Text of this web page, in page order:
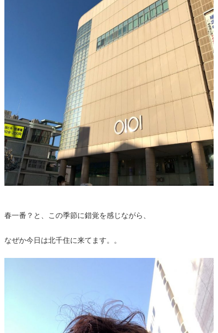
春一番？と、この季節に錯覚を感じながら、
なぜか今日は北千住に来てます。。